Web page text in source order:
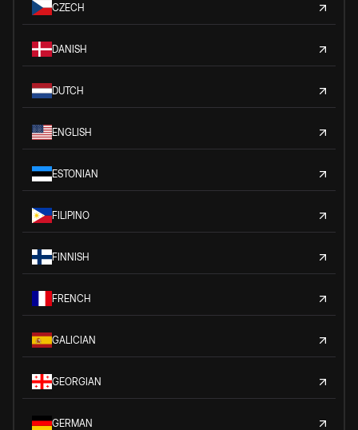
CZECH
DANISH
DUTCH
ENGLISH
ESTONIAN
FILIPINO
FINNISH
FRENCH
GALICIAN
GEORGIAN
GERMAN